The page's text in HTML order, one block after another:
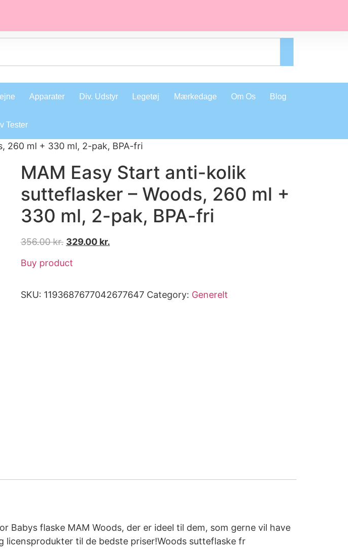
Apparater Div. Udstyr Legetøj Mærkedage Om Os Blog
Tester
260 ml + 330 ml, 2-pak, BPA-fri
MAM Easy Start anti-kolik
sutteflasker – Woods, 260 ml +
330 ml, 2-pak, BPA-fri
356.00kr. 329.00 kr.
Buy product
SKU: 1193687677042677647 Category: Generelt
flaske MAM Woods, der er ideel til dem, som gerne vil have
til de bedste priser!Woods sutteflaske fr